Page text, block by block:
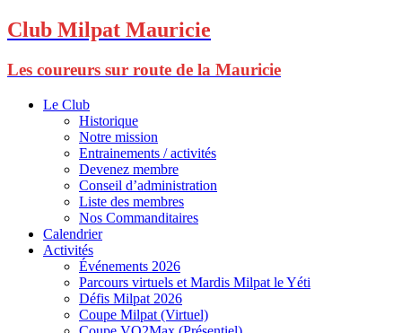
Club Milpat Mauricie
Les coureurs sur route de la Mauricie
Le Club
Historique
Notre mission
Entrainements / activités
Devenez membre
Conseil d’administration
Liste des membres
Nos Commanditaires
Calendrier
Activités
Événements 2026
Parcours virtuels et Mardis Milpat le Yéti
Défis Milpat 2026
Coupe Milpat (Virtuel)